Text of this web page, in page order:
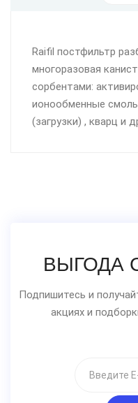
Raifil постфильтр
многоразовая
сорбентами:
ионообменные
(загрузки) , кварц и
ВЫГОДА
Подпишитесь и
акциях и